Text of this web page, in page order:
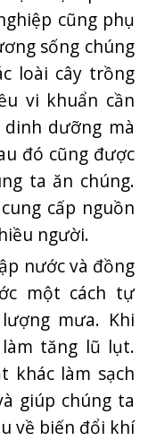
cũng phụ
sống chúng
loài cây trồng
vi khuẩn cần
dưỡng mà
đó cũng được
ta ăn chúng.
cấp nguồn
người.
nước và đồng
một cách tự
mưa. Khi
tăng lũ lụt.
khác làm sạch
giúp chúng ta
về biến đổi khí